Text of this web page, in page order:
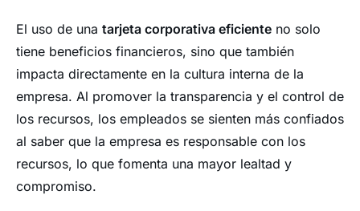
El uso de una tarjeta corporativa eficiente no solo
tiene beneficios financieros, sino que también
impacta directamente en la cultura interna de la
empresa. Al promover la transparencia y el control de
los recursos, los empleados se sienten más confiados
al saber que la empresa es responsable con los
recursos, lo que fomenta una mayor lealtad y
compromiso.